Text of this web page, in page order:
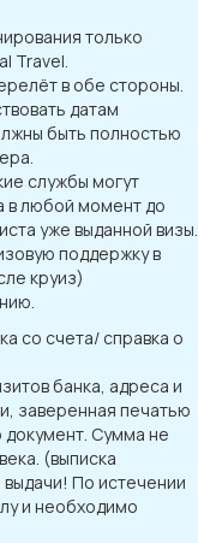
только
Travel.
в обе стороны.
датам
быть полностью
службы могут
в любой момент до
уже выданной визы.
поддержку в
круиз)
со счета/ справка о
банка, адреса и
заверенная печатью
документ. Сумма не
(выписка
выдачи! По истечении
и необходимо